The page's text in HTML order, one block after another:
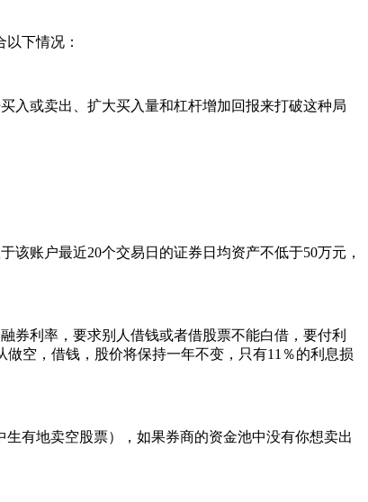
下情况：
或卖出、扩大买入量和杠杆增加回报来打破这种局
账户最近20个交易日的证券日均资产不低于50万元，
利率，要求别人借钱或者借股票不能白借，要付利
空，借钱，股价将保持一年不变，只有11％的利息损
有地卖空股票），如果券商的资金池中没有你想卖出